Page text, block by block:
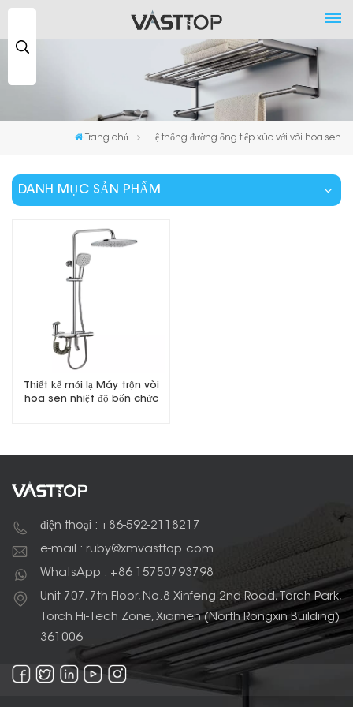
Trang chủ Hệ thống đường ống tiếp xúc với vòi hoa sen
DANH MỤC SẢN PHẨM
Thiết kế mới lạ Máy trộn vòi
hoa sen nhiệt độ bốn chức
điện thoại : +86-592-2118217
e-mail : ruby@xmvasttop.com
WhatsApp : +86 15750793798
Unit 707, 7th Floor, No.8 Xinfeng 2nd Road, Torch Park,
Torch Hi-Tech Zone, Xiamen (North Rongxin Building)
361006